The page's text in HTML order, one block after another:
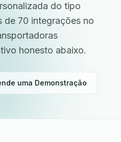
do tipo
de 70 integrações no
honesto abaixo.
uma Demonstração